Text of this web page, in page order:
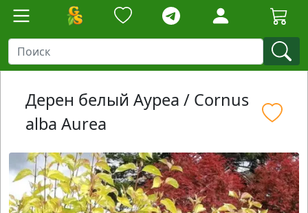
Дерен белый Ауреа / Cornus
alba Aurea